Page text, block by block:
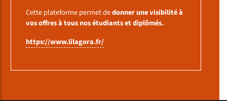
Cette plateforme permet dedonner une visibilité à
vos offres à tous nos étudiants et diplômés.
https://www.lilagora.fr/